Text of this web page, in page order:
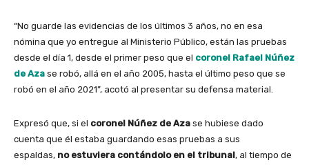
“No guarde las evidencias de los últimos 3 años, no en esa
nómina que yo entregue al Ministerio Público, están las pruebas
desde el día 1, desde el primer peso que el coronel Rafael Núñez
de Aza se robó, allá en el año 2005, hasta el último peso que se
robó en el año 2021”, acotó al presentar su defensa material.
Expresó que, si el coronel Núñez de Aza se hubiese dado
cuenta que él estaba guardando esas pruebas a sus
espaldas, no estuviera contándolo en el tribunal, al tiempo de